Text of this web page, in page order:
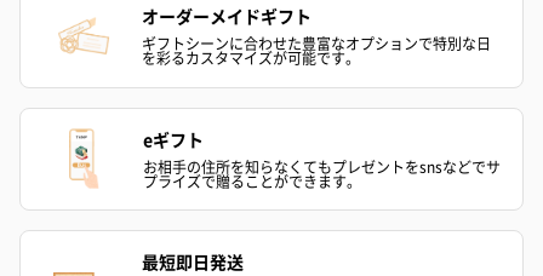
アールグレイ（HAPPY
BIRTHDAY TO YOU）
（660円）
（660円）
円）
オーダーメイドギフト
ギフトシーンに合わせた豊富なオプションで特別な日
を彩るカスタマイズが可能です。
eギフト
お相手の住所を知らなくてもプレゼントをsnsなどでサ
プライズで贈ることができます。
最短即日発送